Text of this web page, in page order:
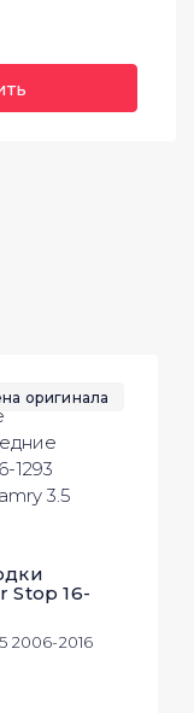
оригинала
Stop 16-
2006-2016